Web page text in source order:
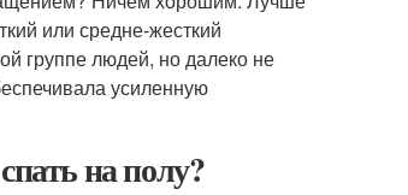
или средне-жесткий
группе людей, но далеко не
усиленную
на полу?